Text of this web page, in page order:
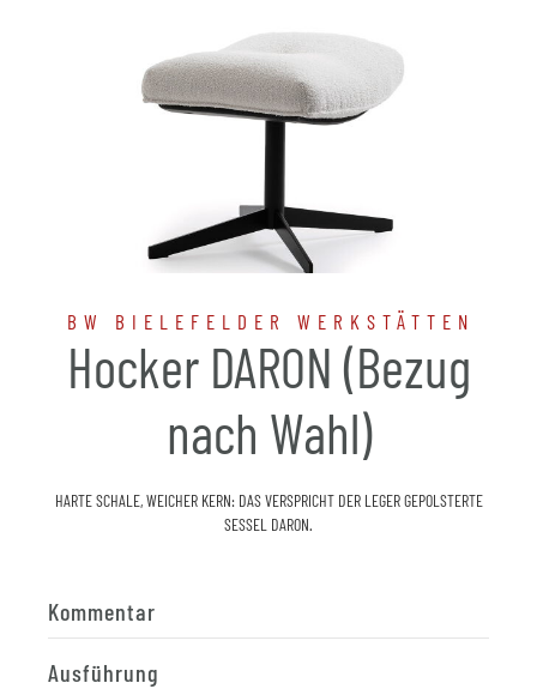
BW BIELEFELDER WERKSTÄTTEN
Hocker DARON (Bezug
nach Wahl)
HARTE SCHALE, WEICHER KERN: DAS VERSPRICHT DER LEGER GEPOLSTERTE
SESSEL DARON.
Kommentar
Ausführung